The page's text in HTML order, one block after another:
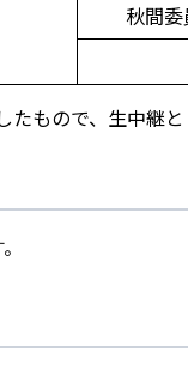
秋間
たもので、生中継